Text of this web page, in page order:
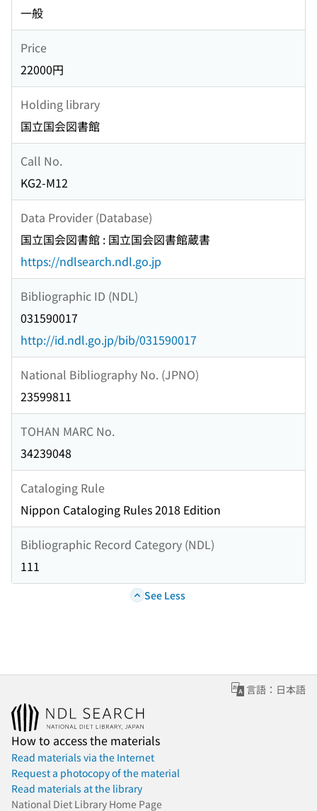
一般
Price
22000円
Holding library
国立国会図書館
Call No.
KG2-M12
Data Provider (Database)
国立国会図書館 : 国立国会図書館蔵書
https://ndlsearch.ndl.go.jp
Bibliographic ID (NDL)
031590017
http://id.ndl.go.jp/bib/031590017
National Bibliography No. (JPNO)
23599811
TOHAN MARC No.
34239048
Cataloging Rule
Nippon Cataloging Rules 2018 Edition
Bibliographic Record Category (NDL)
111
See Less
言語：日本語
How to access the materials
Read materials via the Internet
Request a photocopy of the material
Read materials at the library
National Diet Library Home Page